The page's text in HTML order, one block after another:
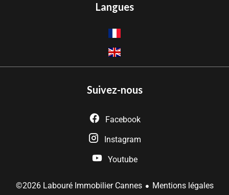
Langues
Suivez-nous
Facebook
Instagram
Youtube
©2026 Labouré Immobilier Cannes
Mentions légales